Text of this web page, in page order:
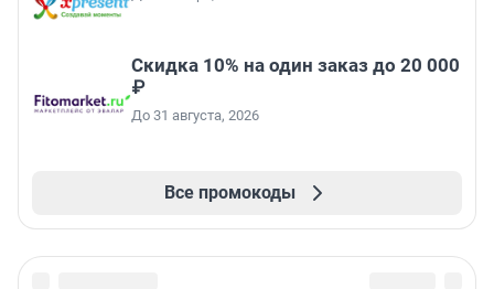
Скидка 10% на один заказ до 20 000
₽
До 31 августа, 2026
Все промокоды